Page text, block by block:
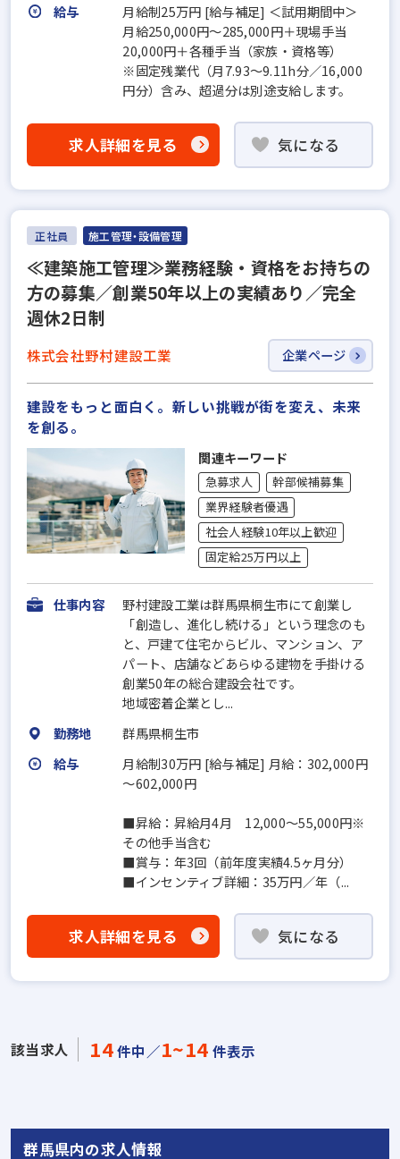
給与
月給制25万円 [給与補足] ＜試用期間中＞
月給250,000円～285,000円＋現場手当
20,000円＋各種手当（家族・資格等）
※固定残業代（月7.93～9.11h分／16,000
円分）含み、超過分は別途支給します。
求人詳細を見る 気になる
正社員 施工管理・設備管理
≪建築施工管理≫業務経験・資格をお持ちの
方の募集／創業50年以上の実績あり／完全
週休2日制
株式会社野村建設工業 企業ページ
建設をもっと面白く。新しい挑戦が街を変え、未来
を創る。
関連キーワード
急募求人
幹部候補募集
業界経験者優遇
社会人経験10年以上歓迎
固定給25万円以上
仕事内容
野村建設工業は群馬県桐生市にて創業し
「創造し、進化し続ける」という理念のも
と、戸建て住宅からビル、マンション、ア
パート、店舗などあらゆる建物を手掛ける
創業50年の総合建設会社です。
地域密着企業とし...
勤務地
群馬県桐生市
給与
月給制30万円 [給与補足] 月給：302,000円
～602,000円
■昇給：昇給月4月 12,000～55,000円※
その他手当含む
■賞与：年3回（前年度実績4.5ヶ月分）
■インセンティブ詳細：35万円／年（...
求人詳細を見る 気になる
該当求人 14件中／1~14 件表示
群馬県内の求人情報